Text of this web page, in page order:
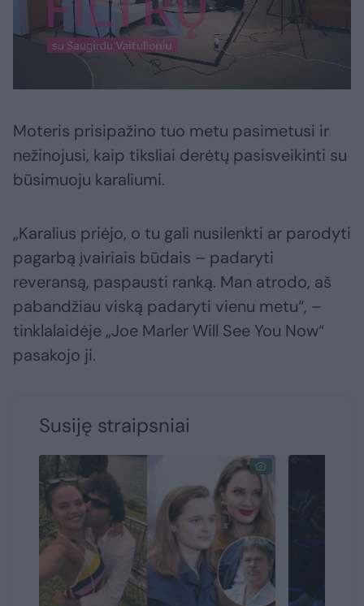
Moteris prisipažino tuo metu pasimetusi ir
nežinojusi, kaip tiksliai derėtų pasisveikinti su
būsimuoju karaliumi.
„Karalius priėjo, o tu gali nusilenkti ar parodyti
pagarbą įvairiais būdais – padaryti
reveransą, paspausti ranką. Man atrodo, aš
pabandžiau viską padaryti vienu metu“, –
tinklalaidėje „Joe Marler Will See You Now“
pasakojo ji.
Susiję straipsniai